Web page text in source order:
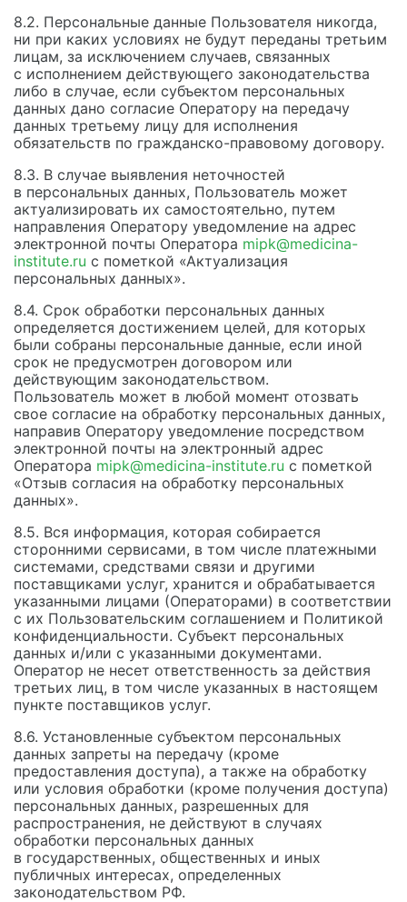
8.2. Персональные данные Пользователя никогда,
ни при каких условиях не будут переданы третьим
лицам, за исключением случаев, связанных
с исполнением действующего законодательства
либо в случае, если субъектом персональных
данных дано согласие Оператору на передачу
данных третьему лицу для исполнения
обязательств по гражданско-правовому договору.
8.3. В случае выявления неточностей
в персональных данных, Пользователь может
актуализировать их самостоятельно, путем
направления Оператору уведомление на адрес
электронной почты Оператора mipk@medicina-
institute.ru с пометкой «Актуализация
персональных данных».
8.4. Срок обработки персональных данных
определяется достижением целей, для которых
были собраны персональные данные, если иной
срок не предусмотрен договором или
действующим законодательством.
Пользователь может в любой момент отозвать
свое согласие на обработку персональных данных,
направив Оператору уведомление посредством
электронной почты на электронный адрес
Оператора mipk@medicina-institute.ru с пометкой
«Отзыв согласия на обработку персональных
данных».
8.5. Вся информация, которая собирается
сторонними сервисами, в том числе платежными
системами, средствами связи и другими
поставщиками услуг, хранится и обрабатывается
указанными лицами (Операторами) в соответствии
с их Пользовательским соглашением и Политикой
конфиденциальности. Субъект персональных
данных и/или с указанными документами.
Оператор не несет ответственность за действия
третьих лиц, в том числе указанных в настоящем
пункте поставщиков услуг.
8.6. Установленные субъектом персональных
данных запреты на передачу (кроме
предоставления доступа), а также на обработку
или условия обработки (кроме получения доступа)
персональных данных, разрешенных для
распространения, не действуют в случаях
обработки персональных данных
в государственных, общественных и иных
публичных интересах, определенных
законодательством РФ.